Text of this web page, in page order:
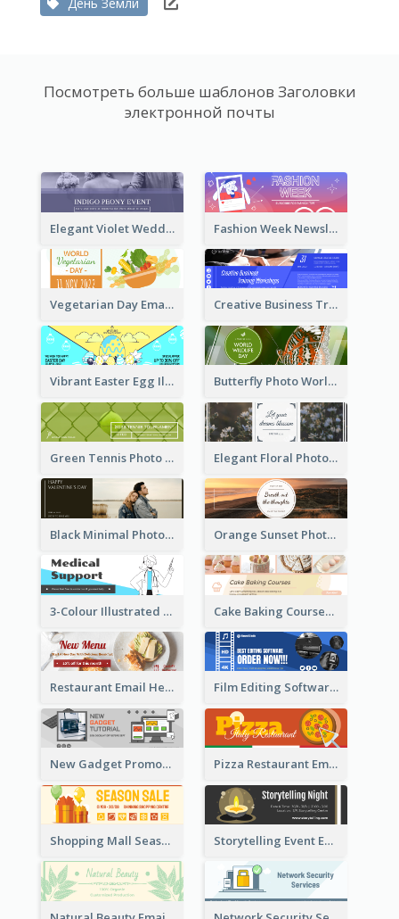
День Земли
Посмотреть больше шаблонов Заголовки
электронной почты
Elegant Violet Wedding Theme Email Header Design Fashion Week Newsletter Email Header
Vegetarian Day Email Header Creative Business Training Email Header
Vibrant Easter Egg Illustration Email Header Design Butterfly Photo World Wildlife Day Email Header
Green Tennis Photo Tennis Tournament Email Header Elegant Floral Photo Blossom Spring Email Header
Black Minimal Photo Valentines Day Email Heade Orange Sunset Photo Enjoy Sunset Email Header
3-Colour Illustrated Email Header About Medical Support Service Cake Baking Courses Email Header
Restaurant Email Header With Photo Of Meal Film Editing Software Email Header
New Gadget Promote Email Header Pizza Restaurant Email Header
Shopping Mall Season Sale Email Header Storytelling Event Email Header